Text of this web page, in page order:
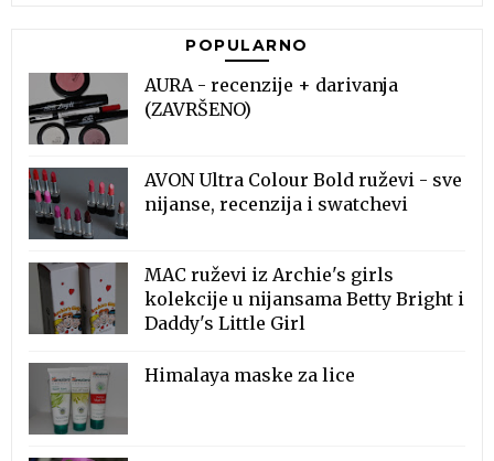
POPULARNO
AURA - recenzije + darivanja
(ZAVRŠENO)
AVON Ultra Colour Bold ruževi - sve
nijanse, recenzija i swatchevi
MAC ruževi iz Archie's girls
kolekcije u nijansama Betty Bright i
Daddy's Little Girl
Himalaya maske za lice